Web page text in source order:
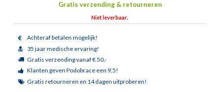
Gratis verzending & retourneren
Niet leverbaar.
Achteraf betalen mogelijk!
35 jaar medische ervaring!
Gratis verzending vanaf € 50,-
Klanten geven Podobrace een 9,5!
Gratis retourneren en 14 dagen uitproberen!